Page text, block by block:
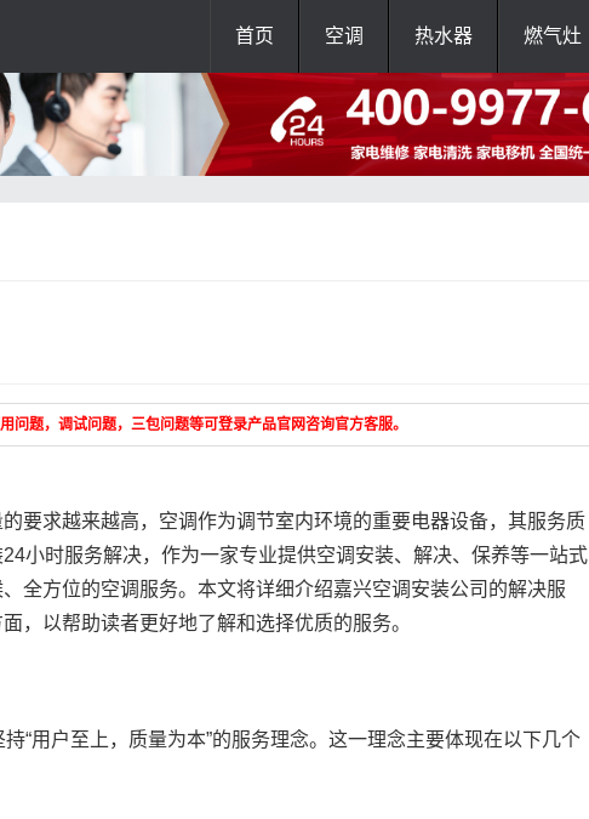
首页 空调 热水器 燃气灶
题，调试问题，三包问题等可登录产品官网咨询官方客服。
求越来越高，空调作为调节室内环境的重要电器设备，其服务质
小时服务解决，作为一家专业提供空调安装、解决、保养等一站式
全方位的空调服务。本文将详细介绍嘉兴空调安装公司的解决服
，以帮助读者更好地了解和选择优质的服务。
用户至上，质量为本”的服务理念。这一理念主要体现在以下几个